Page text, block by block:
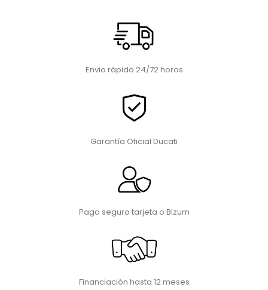
Envio rápido 24/72 horas
Garantía Oficial Ducati
Pago seguro tarjeta o Bizum
Financiación hasta 12 meses